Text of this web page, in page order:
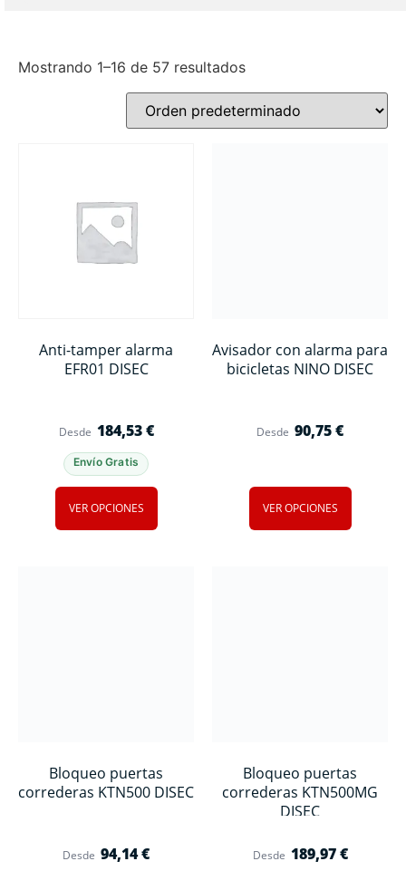
Mostrando 1–16 de 57 resultados
Anti-tamper alarma
EFR01 DISEC
Desde 184,53€
Envío Gratis
VER OPCIONES
Avisador con alarma para
bicicletas NINO DISEC
Desde 90,75€
VER OPCIONES
Bloqueo puertas
correderas KTN500 DISEC
Desde 94,14€
Bloqueo puertas
correderas KTN500MG
DISEC
Desde 189,97€